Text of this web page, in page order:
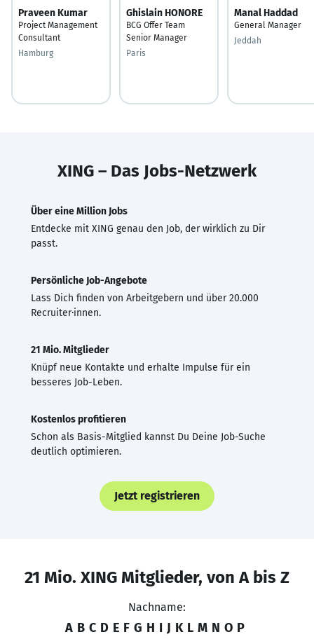
Praveen Kumar
Project Management
Consultant
Hamburg
Ghislain HONORE
BCG Offer Team
Senior Manager
Paris
Manal Haddad
General Manager
Jeddah
XING – Das Jobs-Netzwerk
Über eine Million Jobs
Entdecke mit XING genau den Job, der wirklich zu Dir
passt.
Persönliche Job-Angebote
Lass Dich finden von Arbeitgebern und über 20.000
Recruiter·innen.
21 Mio. Mitglieder
Knüpf neue Kontakte und erhalte Impulse für ein
besseres Job-Leben.
Kostenlos profitieren
Schon als Basis-Mitglied kannst Du Deine Job-Suche
deutlich optimieren.
Jetzt registrieren
21 Mio. XING Mitglieder, von A bis Z
Nachname:
A B C D E F G H I J K L M N O P